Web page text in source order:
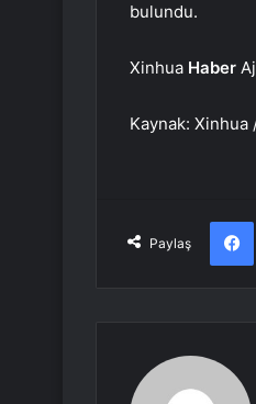
bulundu.
Xinhua Haber
Kaynak: Xinhua
Paylaş